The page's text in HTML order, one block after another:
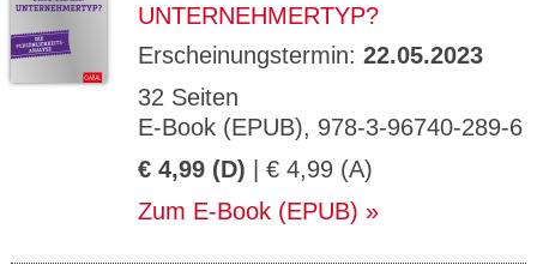
UNTERNEHMERTYP?
Erscheinungstermin: 22.05.2023
32 Seiten
E-Book (EPUB), 978-3-96740-289-6
€ 4,99 (D) | € 4,99 (A)
Zum E-Book (EPUB)